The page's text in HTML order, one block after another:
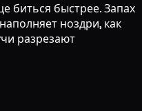
биться быстрее. Запах
ноздри, как
разрезают